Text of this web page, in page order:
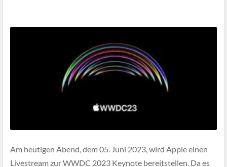
Am heutigen Abend, dem 05. Juni 2023, wird Apple einen
Livestream zur WWDC 2023 Keynote bereitstellen. Da es